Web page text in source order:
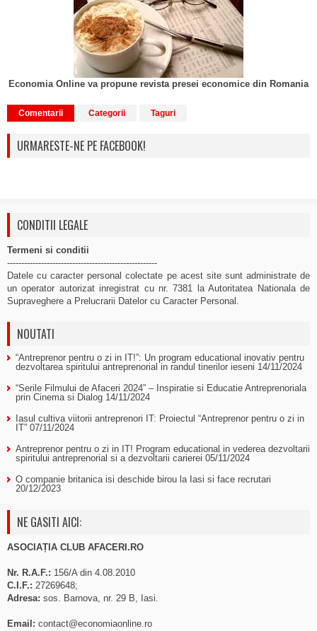
Economia Online va propune revista presei economice din Romania
Comentarii Categorii Taguri
URMARESTE-NE PE FACEBOOK!
CONDITII LEGALE
Termeni si conditii
-----------------------------------------------------
Datele cu caracter personal colectate pe acest site sunt administrate de
un operator autorizat inregistrat cu nr. 7381 la Autoritatea Nationala de
Supraveghere a Prelucrarii Datelor cu Caracter Personal.
NOUTATI
“Antreprenor pentru o zi in IT!”: Un program educational inovativ pentru
dezvoltarea spiritului antreprenorial in randul tinerilor ieseni 14/11/2024
“Serile Filmului de Afaceri 2024” – Inspiratie si Educatie Antreprenoriala
prin Cinema si Dialog 14/11/2024
Iasul cultiva viitorii antreprenori IT: Proiectul “Antreprenor pentru o zi in
IT” 07/11/2024
Antreprenor pentru o zi in IT! Program educational in vederea dezvoltarii
spiritului antreprenorial si a dezvoltarii carierei 05/11/2024
O companie britanica isi deschide birou la Iasi si face recrutari
20/12/2023
NE GASITI AICI:
ASOCIAȚIA CLUB AFACERI.RO
Nr. R.A.F.: 156/A din 4.08.2010
C.I.F.: 27269648;
Adresa: sos. Barnova, nr. 29 B, Iasi.
Email: contact@economiaonline.ro